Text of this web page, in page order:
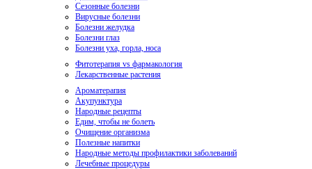
Сезонные болезни
Вирусные болезни
Болезни желудка
Болезни глаз
Болезни уха, горла, носа
Фитотерапия vs фармакология
Лекарственные растения
Ароматерапия
Акупунктура
Народные рецепты
Едим, чтобы не болеть
Очищение организма
Полезные напитки
Народные методы профилактики заболеваний
Лечебные процедуры